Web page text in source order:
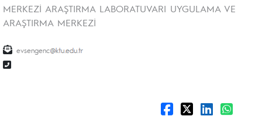
MERKEZİ ARAŞTIRMA LABORATUVARI UYGULAMA VE
ARAŞTIRMA MERKEZİ
evsengenc